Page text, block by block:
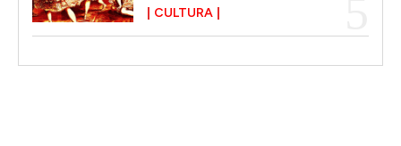
CULTURA